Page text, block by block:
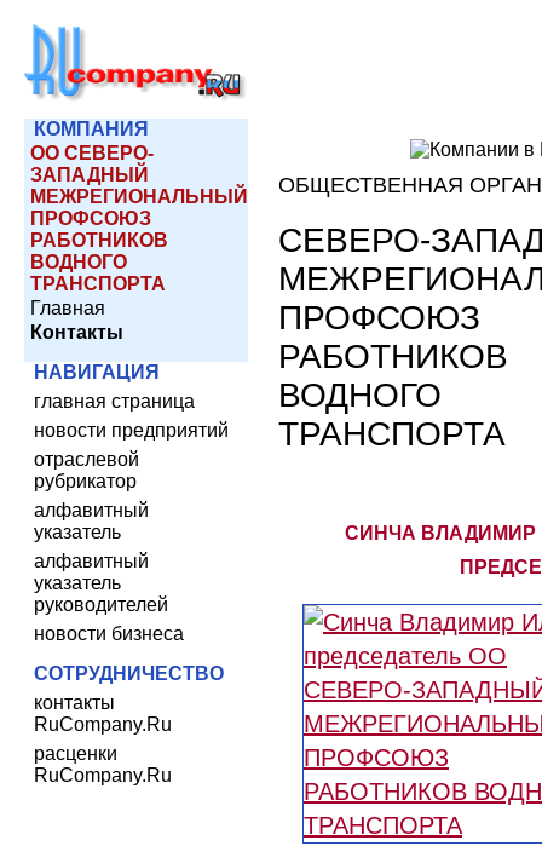
КОМПАНИЯ
ОО СЕВЕРО-
ЗАПАДНЫЙ
МЕЖРЕГИОНАЛЬНЫЙ
ПРОФСОЮЗ
РАБОТНИКОВ
ВОДНОГО
ТРАНСПОРТА
Главная
Контакты
НАВИГАЦИЯ
главная страница
новости предприятий
отраслевой
рубрикатор
алфавитный
указатель
алфавитный
указатель
руководителей
новости бизнеса
СОТРУДНИЧЕСТВО
контакты
RuCompany.Ru
расценки
RuCompany.Ru
ОБЩЕСТВЕННАЯ
СЕВЕРО-
ПРОФСОЮЗ
РАБОТНИКОВ
ВОДНОГО
ТРАНСПОРТА
СИНЧА ВЛАДИМИР